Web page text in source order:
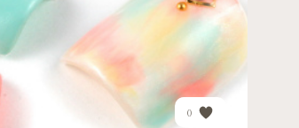
0
¥15,510